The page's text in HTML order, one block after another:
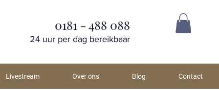
0181 - 488 088
24 uur per dag bereikbaar
Livestream Over ons Blog Contact